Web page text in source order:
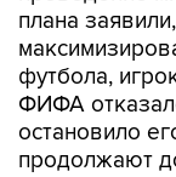
плана
футбола,
ФИФА
остановило
продолжают